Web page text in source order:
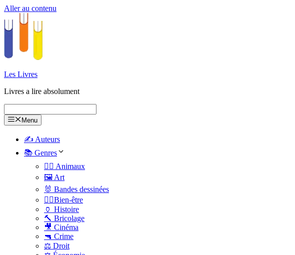
Aller au contenu
Les Livres
Livres a lire absolument
Menu
✍️ Auteurs
📚 Genres
🐕‍🦺 Animaux
🖼️ Art
🐰 Bandes dessinées
🧑‍⚕️Bien-être
🏺 Histoire
🔨 Bricolage
🎥 Cinéma
🔫 Crime
⚖️ Droit